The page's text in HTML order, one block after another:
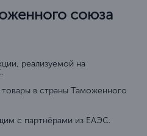
союза
реализуемой на
в страны Таможенного
с партнёрами из ЕАЭС.